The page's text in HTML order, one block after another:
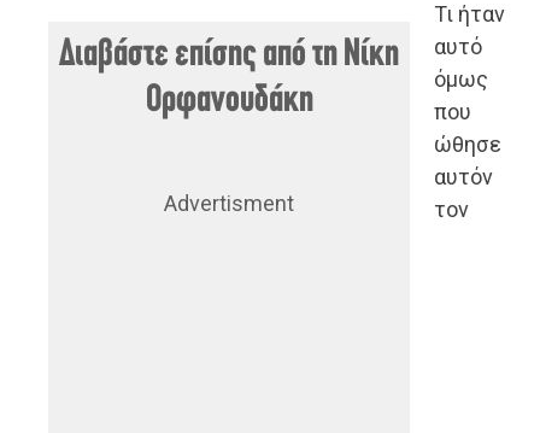
Διαβάστε επίσης από τη Νίκη
Ορφανουδάκη
Advertisment
Τι ήταν
αυτό
όμως
που
ώθησε
αυτόν
τον